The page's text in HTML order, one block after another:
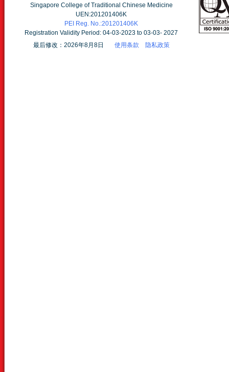
Singapore College of Traditional Chinese Medicine
UEN:201201406K
PEI Reg. No.:201201406K
Registration Validity Period: 04-03-2023 to 03-03- 2027
最后修改：2026年8月8日 使用条款 隐私政策